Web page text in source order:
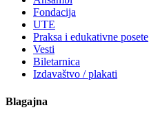
Fondacija
UTE
Praksa i edukativne posete
Vesti
Biletarnica
Izdavaštvo / plakati
Blagajna